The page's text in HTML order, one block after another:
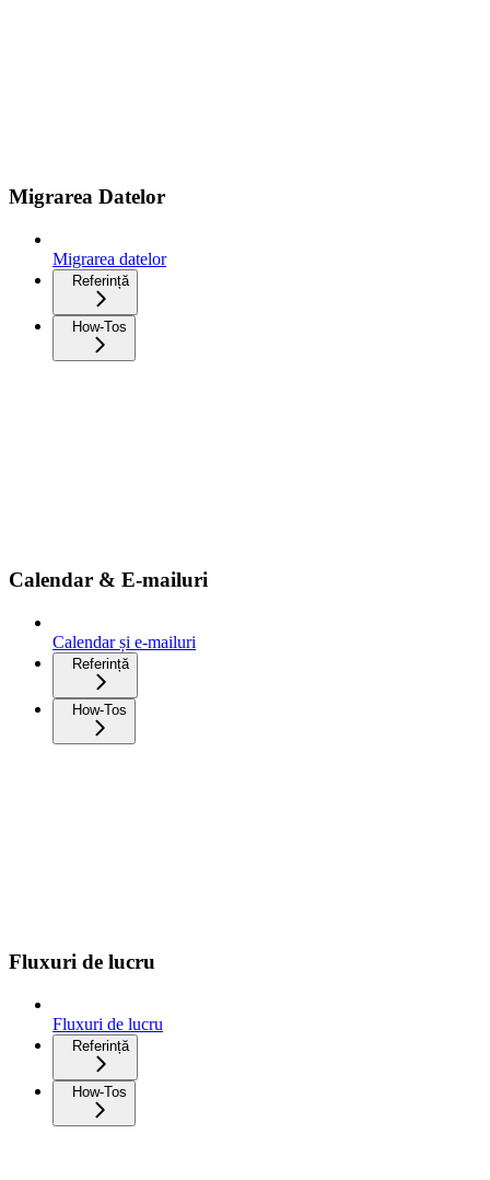
Migrarea Datelor
Migrarea datelor
Referință
How-Tos
Calendar & E-mailuri
Calendar și e-mailuri
Referință
How-Tos
Fluxuri de lucru
Fluxuri de lucru
Referință
How-Tos